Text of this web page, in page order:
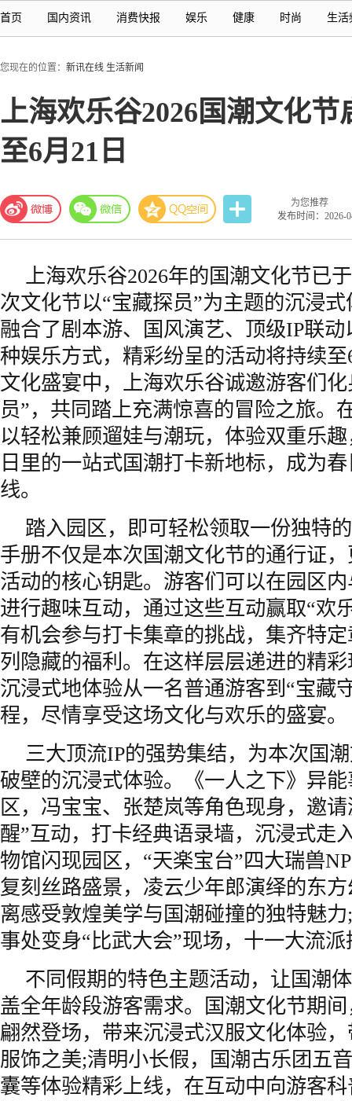
首页 国内资讯 消费快报 娱乐 健康 时尚 生活
您现在的位置： 新讯在线 生活新闻
上海欢乐谷2026国潮文化
至6月21日
为您推荐
发布时间：2026-
上海欢乐谷2026年的国潮文化节已
次文化节以“宝藏探员”为主题的沉浸
融合了剧本游、国风演艺、顶级IP联
种娱乐方式，精彩纷呈的活动将持续
文化盛宴中，上海欢乐谷诚邀游客们
员”，共同踏上充满惊喜的冒险之旅。
以轻松兼顾遛娃与潮玩，体验双重乐
日里的一站式国潮打卡新地标，成为
线。
踏入园区，即可轻松领取一份独特
手册不仅是本次国潮文化节的通行证
活动的核心钥匙。游客们可以在园区
进行趣味互动，通过这些互动赢取“欢
有机会参与打卡集章的挑战，集齐特
列隐藏的福利。在这样层层递进的精
沉浸式地体验从一名普通游客到“宝藏
程，尽情享受这场文化与欢乐的盛宴。
三大顶流IP的强势集结，为本次国
破壁的沉浸式体验。《一人之下》异
区，冯宝宝、张楚岚等角色现身，邀
醒”互动，打卡经典语录墙，沉浸式走
物馆闪现园区，“天楽宝台”四大瑞兽
复刻丝路盛景，凌云少年郎演绎的东
离感受敦煌美学与国潮碰撞的独特魅
事处变身“比武大会”现场，十一大流
不同假期的特色主题活动，让国潮
盖全年龄段游客需求。国潮文化节期
翩然登场，带来沉浸式汉服文化体验
服饰之美;清明小长假，国潮古乐团五
囊等体验精彩上线，在互动中向游客